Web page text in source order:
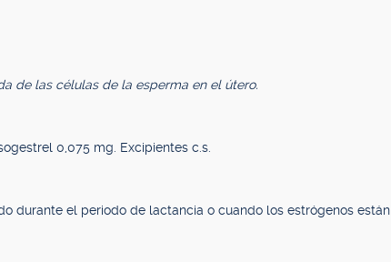
de las células de la esperma en el útero.
0,075 mg. Excipientes c.s.
durante el periodo de lactancia o cuando los estrógenos están